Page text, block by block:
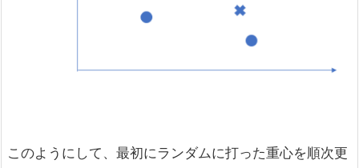
このようにして、最初にランダムに打った重心を順次更